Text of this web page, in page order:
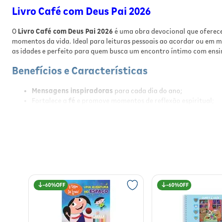
Livro Café com Deus Pai 2026
O Livro Café com Deus Pai 2026 é uma obra devocional que
momentos da vida. Ideal para leituras pessoais ao acordar ou em
as idades e perfeito para quem busca um encontro íntimo com
Benefícios e Características
Mensagens inspiradoras para cada dia do ano;
Fortalece a
fé
e promove momentos de reflexão espiritual;
Informações Nutricionais (quando
Modo de Usar / Preparo
Leia uma mensagem por dia, preferencialmente ao acordar, para
proporcionando um momento de reflexão e fortalecimento
60% 60%